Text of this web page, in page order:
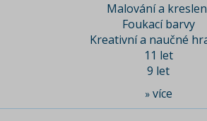
Malování a
Foukací barvy
Kreativní a naučné
11 let
9 let
» více